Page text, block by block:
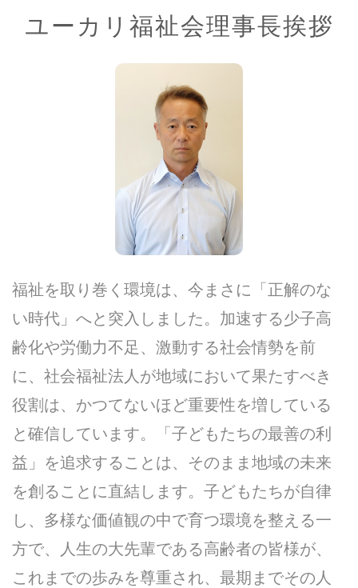
ユーカリ福祉会理事長挨拶
福祉を取り巻く環境は、今まさに「正解のな
い時代」へと突入しました。加速する少子高
齢化や労働力不足、激動する社会情勢を前
に、社会福祉法人が地域において果たすべき
役割は、かつてないほど重要性を増している
と確信しています。「子どもたちの最善の利
益」を追求することは、そのまま地域の未来
を創ることに直結します。子どもたちが自律
し、多様な価値観の中で育つ環境を整える一
方で、人生の大先輩である高齢者の皆様が、
これまでの歩みを尊重され、最期までその人